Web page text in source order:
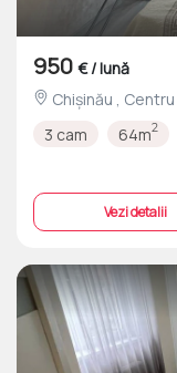
950 € / lună
3 cam
64m2
Vezi detalii